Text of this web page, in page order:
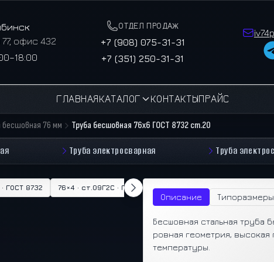
офис 432
ОТДЕЛ ПРОДАЖ
+7 (908) 075-31-31
+7 (351) 250-31-31
ГЛАВНАЯКАТАЛОГ КОНТАКТЫПРАЙС
бесшовная 76 мм Труба бесшовная 76х6 ГОСТ 8732 ст.20
Труба электросварная Труба
ГОСТ 8732 76×4 · ст.09Г2С · ГОСТ 8732 76×4.5 · ст.09Г2С · ГОСТ
Описание Типоразмеры
Бесшовная стальная труба
ровная геометрия, высокая
температуры.